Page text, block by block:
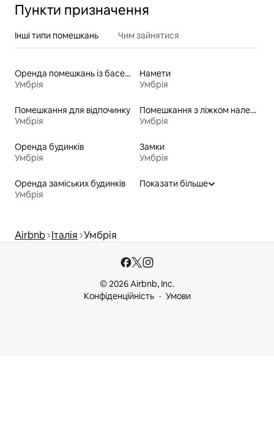
Пункти призначення
Інші типи помешкань Чим зайнятися
Оренда помешкань із басейном
Умбрія
Намети
Умбрія
Помешкання для відпочинку
Умбрія
Помешкання з ліжком належної висоти для людей з особливими потребами
Умбрія
Оренда будинків
Умбрія
Замки
Умбрія
Оренда заміських будинків
Умбрія
Показати більше
Airbnb Італія Умбрія
© 2026 Airbnb, Inc.
Конфіденційність
Умови